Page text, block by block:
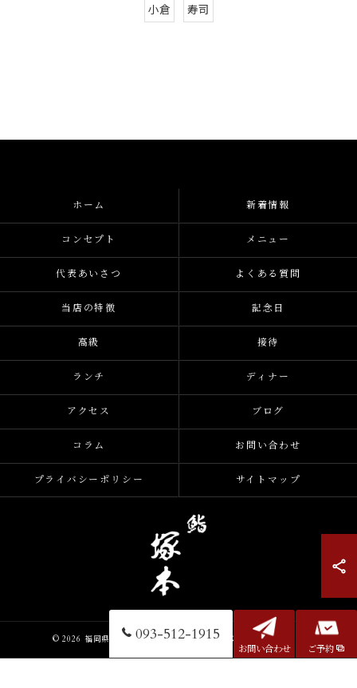
小倉 寿司
093-512-1915
お問い合わせ ご予約
ホーム 新着情報
コンセプト メニュー
代表あいさつ よくある質問
当店の特徴 記念日
高級 接待
ランチ ディナー
アクセス ブログ
コラム お問い合わせ
プライバシーポリシー サイトマップ
© 2026 福岡県小倉の寿司なら鮨 塚本 ALL RIGHTS RESERVED.